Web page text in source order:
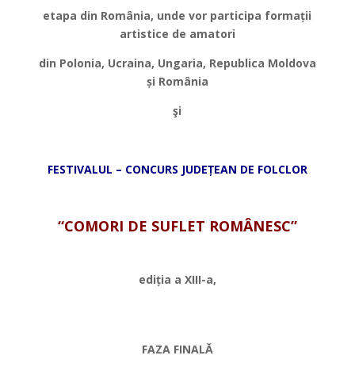
etapa din România, unde vor participa formații
artistice de amatori
din Polonia, Ucraina, Ungaria, Republica Moldova
și România
şi
FESTIVALUL – CONCURS JUDEȚEAN DE FOLCLOR
“COMORI DE SUFLET ROMÂNESC”
ediția a XIII-a,
FAZA FINALĂ